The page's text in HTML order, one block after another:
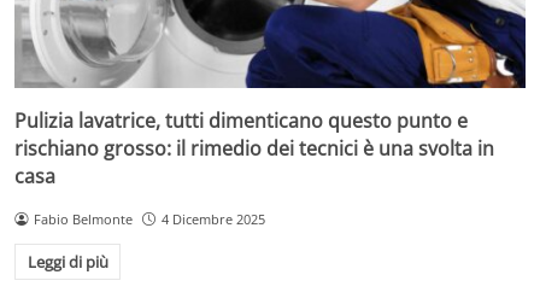
Pulizia lavatrice, tutti dimenticano questo punto e
rischiano grosso: il rimedio dei tecnici è una svolta in
casa
Fabio Belmonte 4 Dicembre 2025
Leggi di più